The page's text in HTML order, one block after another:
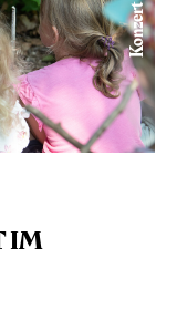
Konzert
IM